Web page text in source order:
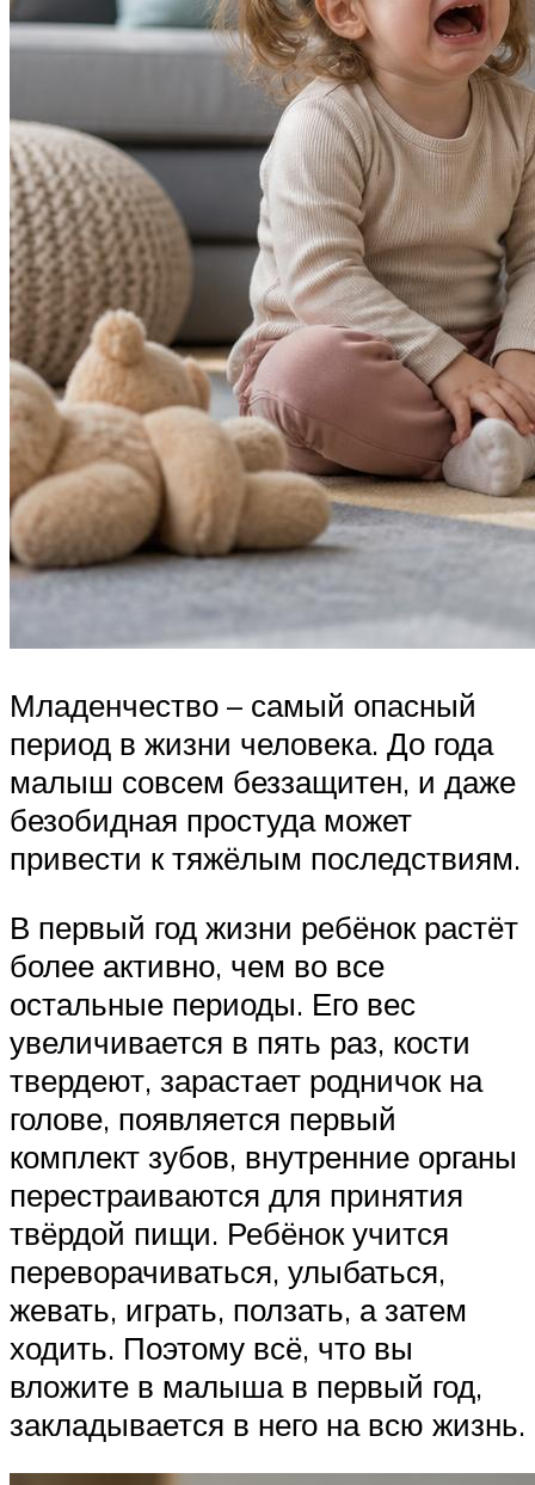
Младенчество – самый опасный
период в жизни человека. До года
малыш совсем беззащитен, и даже
безобидная простуда может
привести к тяжёлым последствиям.
В первый год жизни ребёнок растёт
более активно, чем во все
остальные периоды. Его вес
увеличивается в пять раз, кости
твердеют, зарастает родничок на
голове, появляется первый
комплект зубов, внутренние органы
перестраиваются для принятия
твёрдой пищи. Ребёнок учится
переворачиваться, улыбаться,
жевать, играть, ползать, а затем
ходить. Поэтому всё, что вы
вложите в малыша в первый год,
закладывается в него на всю жизнь.